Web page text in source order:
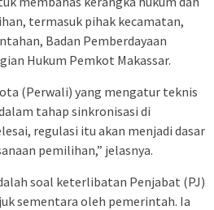
termasuk pihak kecamatan,
Badan Pemberdayaan
Hukum Pemkot Makassar.
(Perwali) yang mengatur teknis
tahap sinkronisasi di
regulasi itu akan menjadi dasar
pemilihan,” jelasnya.
soal keterlibatan Penjabat (PJ)
sementara oleh pemerintah. Ia